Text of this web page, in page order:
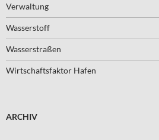
Verwaltung
Wasserstoff
Wasserstraßen
Wirtschaftsfaktor Hafen
ARCHIV